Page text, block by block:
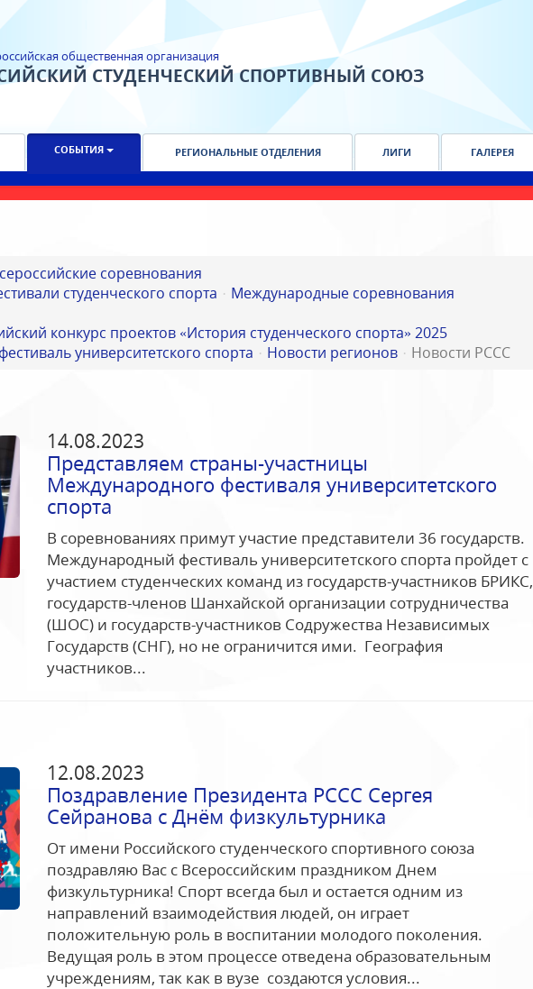
общественная организация
СТУДЕНЧЕСКИЙ СПОРТИВНЫЙ СОЮЗ
СОБЫТИЯ РЕГИОНАЛЬНЫЕ ОТДЕЛЕНИЯ ЛИГИ ГАЛЕРЕЯ
соревнования
студенческого спорта
Международные соревнования
конкурс проектов «История студенческого спорта» 2025
университетского спорта
Новости регионов Новости РССС
14.08.2023
Представляем страны-участницы
Международного фестиваля университетского
спорта
В соревнованиях примут участие представители 36 государств.
Международный фестиваль университетского спорта пройдет с
участием студенческих команд из государств-участников БРИКС,
государств-членов Шанхайской организации сотрудничества
(ШОС) и государств-участников Содружества Независимых
Государств (СНГ), но не ограничится ими. География
участников...
12.08.2023
Поздравление Президента РССС Сергея
Сейранова с Днём физкультурника
От имени Российского студенческого спортивного союза
поздравляю Вас с Всероссийским праздником Днем
физкультурника! Спорт всегда был и остается одним из
направлений взаимодействия людей, он играет
положительную роль в воспитании молодого поколения.
Ведущая роль в этом процессе отведена образовательным
учреждениям, так как в вузе создаются условия...